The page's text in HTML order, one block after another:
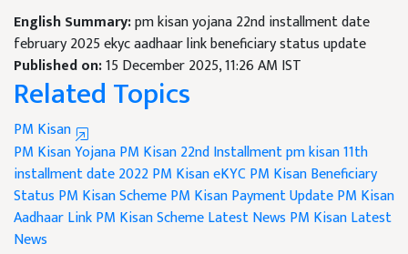
English Summary:pm kisan yojana 22nd installment date
february 2025 ekyc aadhaar link beneficiary status update
Published on:15 December 2025, 11:26 AM IST
Related Topics
PM Kisan
PM Kisan YojanaPM Kisan 22nd Installmentpm kisan 11th
installment date 2022PM Kisan eKYC PM Kisan Beneficiary
Status PM Kisan SchemePM Kisan Payment UpdatePM Kisan
Aadhaar LinkPM Kisan Scheme Latest News PM Kisan Latest
News